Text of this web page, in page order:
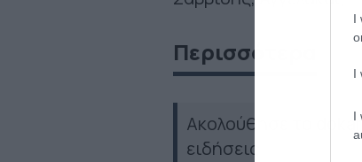
I
I
I
Περισσότερα
Ακολούθησε το
ειδήσεις